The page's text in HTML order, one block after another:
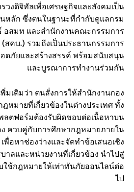
งดิจิทัลเพื่อเศรษฐกิจและสังคมเป็น
หลัก ซึ่งตนในฐานะที่กำกับดูแลกรม
อสมท และสำนักงานคณะกรรมการ
สคบ.) รวมถึงเป็นประธานกรรมการ
ดภัยและสร้างสรรค์ พร้อมสนับสนุน
และบูรณาการทำงานร่วมกัน
มเติมว่า ตนสั่งการให้สำนักงานกอง
หมายที่เกี่ยวข้องในต่างประเทศ ทั้ง
ตฟอร์มต้องรับผิดชอบต่อเนื้อหาบน
ง ควบคู่กับการศึกษากฎหมายภายใน
พื่อหาช่องว่างและจัดทำข้อเสนอเชิง
าลและหน่วยงานที่เกี่ยวข้อง นำไปสู่
ใช้กฎหมายให้เท่าทันภัยออนไลน์ต่อ
ไป